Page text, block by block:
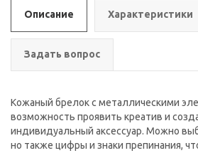
Описание Характеристики
Задать вопрос
Кожаный брелок с металлическими
возможность проявить креатив и
индивидуальный аксессуар. Можно
но также цифры и знаки препинания,